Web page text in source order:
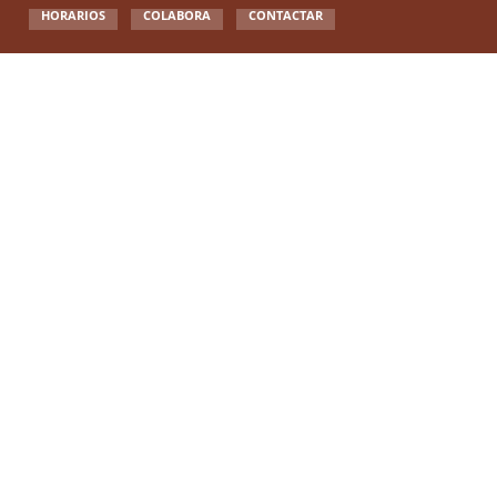
HORARIOS COLABORA CONTACTAR